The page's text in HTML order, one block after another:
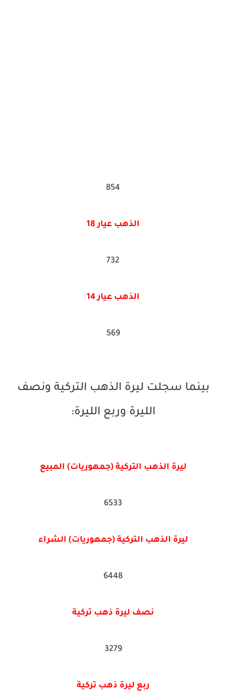
854
الذهب عيار 18
732
الذهب عيار 14
569
بينما سجلت ليرة الذهب التركية ونصف
الليرة وربع الليرة:
ليرة الذهب التركية (جمهوريات) المبيع
6533
ليرة الذهب التركية (جمهوريات) الشراء
6448
نصف ليرة ذهب تركية
3279
ربع ليرة ذهب تركية